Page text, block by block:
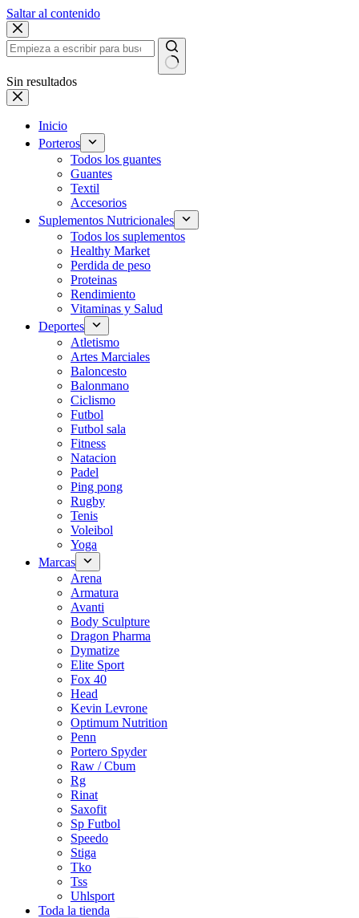
Saltar al contenido
Sin resultados
Inicio
Porteros
Todos los guantes
Guantes
Textil
Accesorios
Suplementos Nutricionales
Todos los suplementos
Healthy Market
Perdida de peso
Proteinas
Rendimiento
Vitaminas y Salud
Deportes
Atletismo
Artes Marciales
Baloncesto
Balonmano
Ciclismo
Futbol
Futbol sala
Fitness
Natacion
Padel
Ping pong
Rugby
Tenis
Voleibol
Yoga
Marcas
Arena
Armatura
Avanti
Body Sculpture
Dragon Pharma
Dymatize
Elite Sport
Fox 40
Head
Kevin Levrone
Optimum Nutrition
Penn
Portero Spyder
Raw / Cbum
Rg
Rinat
Saxofit
Sp Futbol
Speedo
Stiga
Tko
Tss
Uhlsport
Toda la tienda